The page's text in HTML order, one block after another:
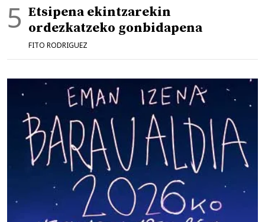
Etsipena ekintzarekin
ordezkatzeko gonbidapena
FITO RODRIGUEZ